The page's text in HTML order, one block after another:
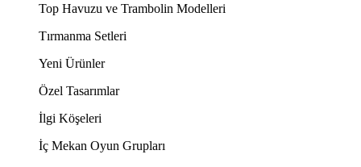
Top Havuzu ve Trambolin Modelleri
Tırmanma Setleri
Yeni Ürünler
Özel Tasarımlar
İlgi Köşeleri
İç Mekan Oyun Grupları